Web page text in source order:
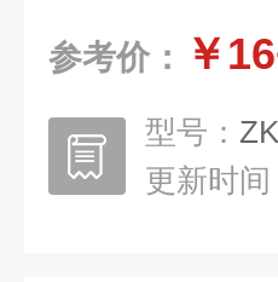
参考价： ￥
型号：
更新时间